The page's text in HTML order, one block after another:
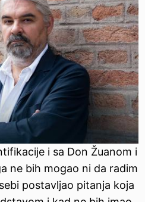
i sa Don Žuanom i
ne bih mogao ni da radim
postavljao pitanja koja